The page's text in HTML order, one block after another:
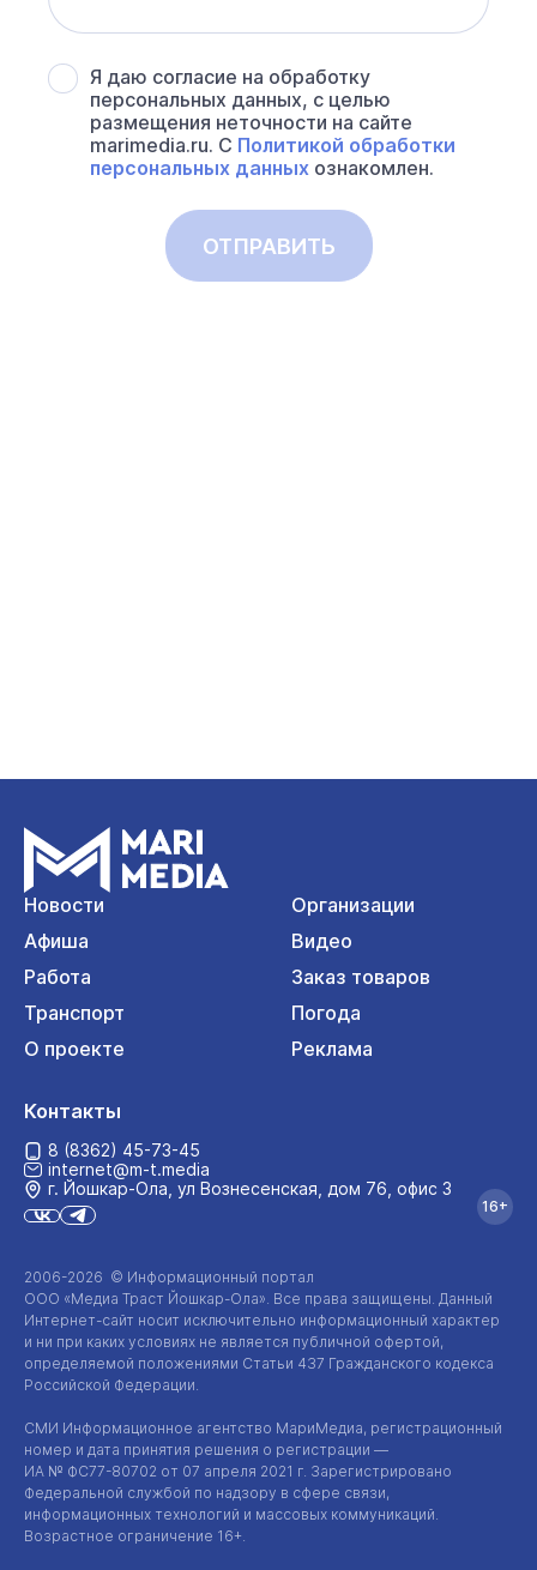
Я даю согласие на обработку
персональных данных, с целью
размещения неточности на сайте
marimedia.ru. С Политикой обработки
персональных данных ознакомлен.
ОТПРАВИТЬ
Новости
Организации
Афиша
Видео
Работа
Заказ товаров
Транспорт
Погода
О проекте
Реклама
2006-2026 © Информационный портал
ООО «Медиа Траст Йошкар-Ола». Все права защищены. Данный
Интернет-сайт носит исключительно информационный характер
и ни при каких условиях не является публичной офертой,
определяемой положениями Статьи 437 Гражданского кодекса
Российской Федерации.
СМИ Информационное агентство МариМедиа, регистрационный
номер и дата принятия решения о регистрации —
ИА № ФС77-80702 от 07 апреля 2021 г. Зарегистрировано
Федеральной службой по надзору в сфере связи,
информационных технологий и массовых коммуникаций.
Возрастное ограничение 16+.
Контакты
8 (8362) 45-73-45
internet@m-t.media
г. Йошкар‑Ола, ул Вознесенская, дом 76, офис 3
16+